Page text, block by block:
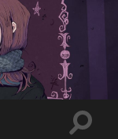
Toggle